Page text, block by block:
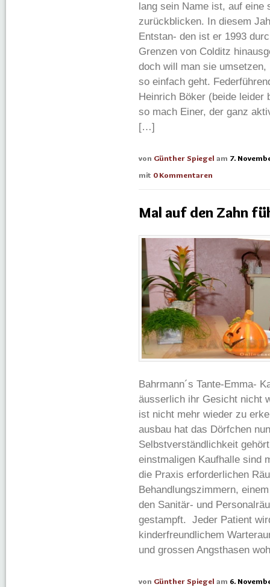
lang sein Name ist, auf eine
zurückblicken. In diesem
Entstan- den ist er 1993
Grenzen von Colditz
doch will man sie
so einfach geht.
Heinrich Böker (beide leider
so mach Einer, der ganz
[…]
von Günther Spiegel am 7.
mit 0 Kommentaren
Mal auf den Zahn
Bahrmann´s Tante-Emma-
äusserlich ihr Gesicht nicht
ist nicht mehr wieder zu
ausbau hat das Dörfchen
Selbstverständlichkeit
einstmaligen Kaufhalle sind
die Praxis erforderlichen
Behandlungszimmern,
den Sanitär- und
gestampft. Jeder Patient
kinderfreundlichem
und grossen Angsthasen
von Günther Spiegel am 6.